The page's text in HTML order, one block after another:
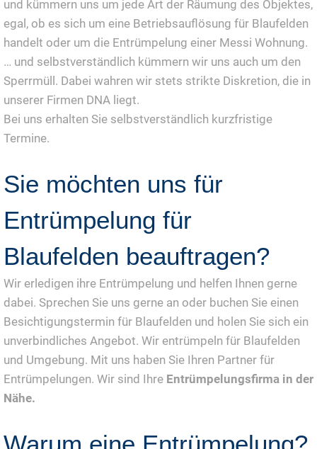
und kümmern uns um jede Art der Räumung des Objektes,
egal, ob es sich um eine Betriebsauflösung für Blaufelden
handelt oder um die Entrümpelung einer Messi Wohnung.
… und selbstverständlich kümmern wir uns auch um den
Sperrmüll. Dabei wahren wir stets strikte Diskretion, die in
unserer Firmen DNA liegt.
Bei uns erhalten Sie selbstverständlich kurzfristige
Termine.
Sie möchten uns für
Entrümpelung für
Blaufelden beauftragen?
Wir erledigen ihre Entrümpelung und helfen Ihnen gerne
dabei. Sprechen Sie uns gerne an oder buchen Sie einen
Besichtigungstermin für Blaufelden und holen Sie sich ein
unverbindliches Angebot. Wir entrümpeln für Blaufelden
und Umgebung. Mit uns haben Sie Ihren Partner für
Entrümpelungen. Wir sind Ihre Entrümpelungsfirma in der
Nähe.